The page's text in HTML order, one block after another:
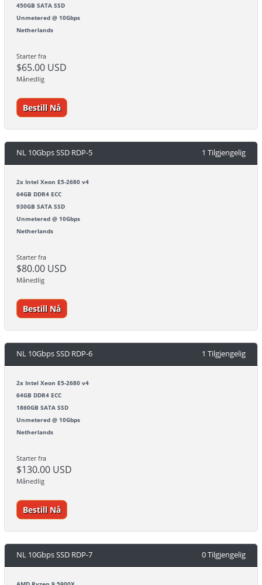
450GB SATA SSD
Unmetered @ 10Gbps
Netherlands
Starter fra
$65.00 USD
Månedlig
Bestill Nå
NL 10Gbps SSD RDP-5 1 Tilgjengelig
2x Intel Xeon E5-2680 v4
64GB DDR4 ECC
930GB SATA SSD
Unmetered @ 10Gbps
Netherlands
Starter fra
$80.00 USD
Månedlig
Bestill Nå
NL 10Gbps SSD RDP-6 1 Tilgjengelig
2x Intel Xeon E5-2680 v4
64GB DDR4 ECC
1860GB SATA SSD
Unmetered @ 10Gbps
Netherlands
Starter fra
$130.00 USD
Månedlig
Bestill Nå
NL 10Gbps SSD RDP-7 0 Tilgjengelig